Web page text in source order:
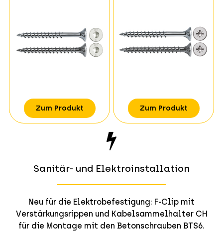
Zum Produkt Zum Produkt
Sanitär- und Elektroinstallation
Neu für die Elektrobefestigung: F-Clip mit
Verstärkungsrippen und Kabelsammelhalter CH
für die Montage mit den Betonschrauben BTS6.